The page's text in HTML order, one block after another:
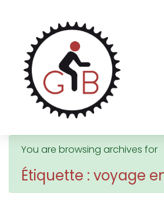
You are browsing archives for
Étiquette : voyage